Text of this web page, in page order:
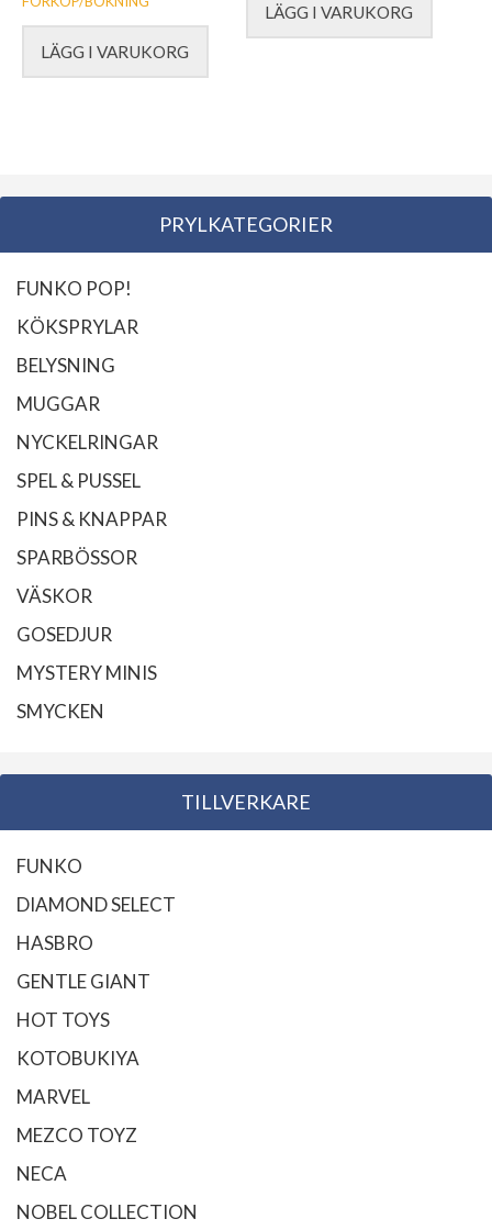
LÄGG I VARUKORG
LÄGG I VARUKORG
PRYLKATEGORIER
FUNKO POP!
KÖKSPRYLAR
BELYSNING
MUGGAR
NYCKELRINGAR
SPEL & PUSSEL
PINS & KNAPPAR
SPARBÖSSOR
VÄSKOR
GOSEDJUR
MYSTERY MINIS
SMYCKEN
TILLVERKARE
FUNKO
DIAMOND SELECT
HASBRO
GENTLE GIANT
HOT TOYS
KOTOBUKIYA
MARVEL
MEZCO TOYZ
NECA
NOBEL COLLECTION